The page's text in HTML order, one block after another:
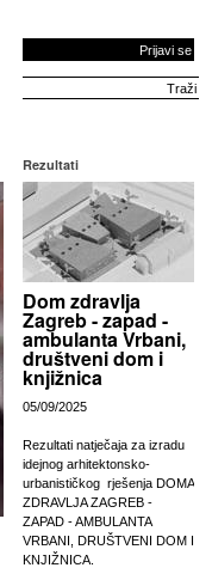
Prijavi se
Rezultati
Dom zdravlja
Zagreb - zapad -
ambulanta Vrbani,
društveni dom i
knjižnica
05/09/2025
Rezultati natječaja za izradu
idejnog arhitektonsko-
urbanističkog rješenja DOMA
ZDRAVLJA ZAGREB -
ZAPAD - AMBULANTA
VRBANI, DRUŠTVENI DOM I
KNJIŽNICA.